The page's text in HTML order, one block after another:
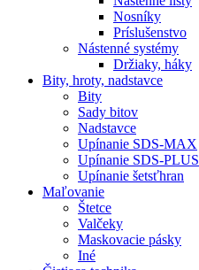
Nosníky
Príslušenstvo
Nástenné systémy
Držiaky, háky
Bity, hroty, nadstavce
Bity
Sady bitov
Nadstavce
Upínanie SDS-MAX
Upínanie SDS-PLUS
Upínanie šetsťhran
Maľovanie
Štetce
Valčeky
Maskovacie pásky
Iné